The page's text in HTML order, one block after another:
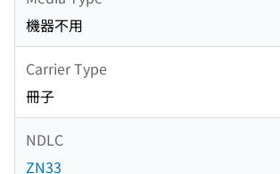
機器不用
Carrier Type
冊子
NDLC
ZN33